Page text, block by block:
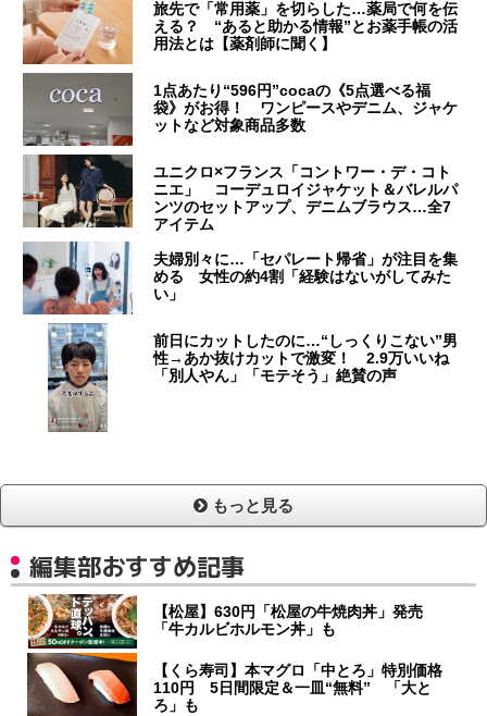
旅先で「常用薬」を切らした…薬局で何を伝
える？ “あると助かる情報”とお薬手帳の活
用法とは【薬剤師に聞く】
1点あたり“596円”cocaの《5点選べる福
袋》がお得！ ワンピースやデニム、ジャケ
ットなど対象商品多数
ユニクロ×フランス「コントワー・デ・コト
ニエ」 コーデュロイジャケット＆バレルパ
ンツのセットアップ、デニムブラウス…全7
アイテム
夫婦別々に…「セパレート帰省」が注目を集
める 女性の約4割「経験はないがしてみた
い」
前日にカットしたのに…“しっくりこない”男
性→あか抜けカットで激変！ 2.9万いいね
「別人やん」「モテそう」絶賛の声
もっと見る
編集部おすすめ記事
【松屋】630円「松屋の牛焼肉丼」発売
「牛カルビホルモン丼」も
【くら寿司】本マグロ「中とろ」特別価格
110円 5日間限定＆一皿“無料” 「大と
ろ」も